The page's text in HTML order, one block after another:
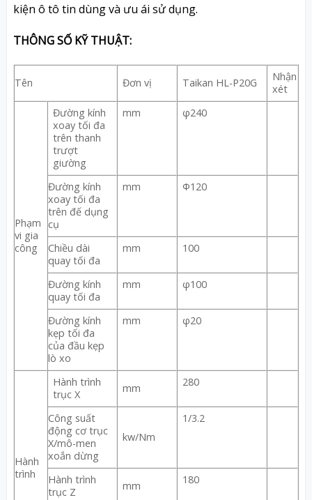
kiện ô tô tin dùng và ưu ái sử dụng.
THÔNG SỐ KỸ THUẬT:
Tên Đơn vị Taikan HL-P20G
Nhận
xét
Phạm
vi gia
công
Đường kính
xoay tối đa
trên thanh
trượt
giường
mm φ240
Đường kính
xoay tối đa
trên đế dụng
cụ
mm Φ120
Chiều dài
quay tối đa
mm 100
Đường kính
quay tối đa
mm φ100
Đường kính
kẹp tối đa
của đầu kẹp
lò xo
mm φ20
Hành
trình
Hành trình
trục X
mm 280
Công suất
động cơ trục
X/mô-men
xoắn dừng
kw/Nm
1/3.2
Hành trình
trục Z
mm 180